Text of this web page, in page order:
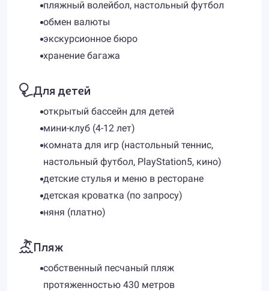
пляжный волейбол, настольный футбол
обмен валюты
экскурсионное бюро
хранение багажа
Для детей
открытый бассейн для детей
мини-клуб (4-12 лет)
комната для игр (настольный теннис,
настольный футбол, PlayStation5, кино)
детские стулья и меню в ресторане
детская кроватка (по запросу)
няня (платно)
Пляж
собственный песчаный пляж
протяженностью 430 метров